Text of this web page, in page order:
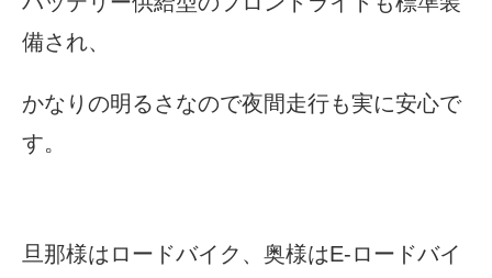
備され、
かなりの明るさなので夜間走行も実に安心で
す。
旦那様はロードバイク、奥様はE-ロードバイ